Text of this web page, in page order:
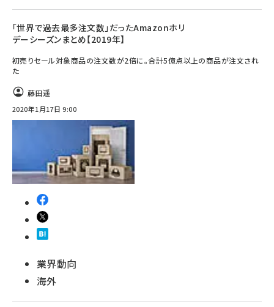
「世界で過去最多注文数」だったAmazonホリ
デーシーズンまとめ【2019年】
初売りセール対象商品の注文数が2倍に。合計5億点以上の商品が注文され
た
藤田遥
2020年1月17日 9:00
業界動向
海外